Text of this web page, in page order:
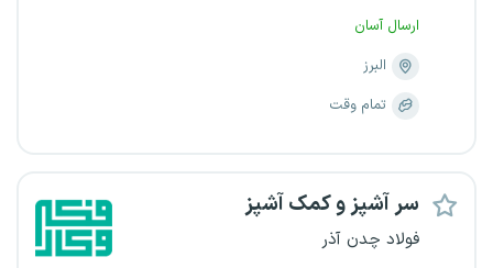
ارسال آسان
البرز
تمام وقت
سر آشپز و کمک آشپز
فولاد چدن آذر